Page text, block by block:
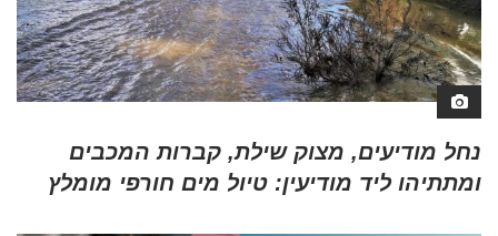
נחל מודיעים, מצוק שילת, קברות המכבים
ומתתיהו ליד מודיעין: טיול מים חורפי מומלץ